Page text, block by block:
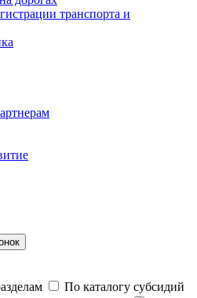
транспорта и
По каталогу субсидий